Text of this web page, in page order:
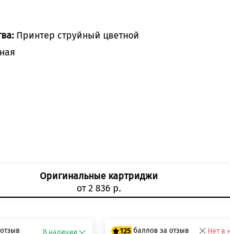
Принтер струйный цветной
Оригинальные картриджи
от 2 836 р.
125 баллов за отзыв Нет в